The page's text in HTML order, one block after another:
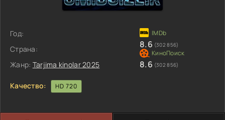
Год:
Страна:
Жанр: Tarjima kinolar 2025
8.6 (302 856)
8.6 (302 856)
Качество: HD 720